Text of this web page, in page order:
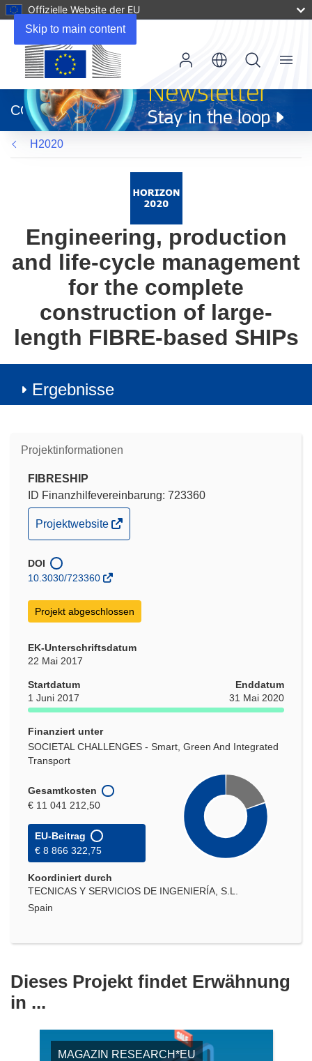
Skip to main content
Offizielle Website der EU
neuem
Fenster)
CORDIS
Menu
H2020
Engineering, production
and life‐cycle management
for the complete
construction of large‐
length FIBRE‐based SHIPs
Ergebnisse
Projektinformationen
FIBRESHIP
ID Finanzhilfevereinbarung: 723360
(öffnet
in
neuem
Fenster)
Projektwebsite
DOI
10.3030/723360
Projekt abgeschlossen
EK-Unterschriftsdatum
22 Mai 2017
Startdatum
1 Juni 2017
Enddatum
31 Mai 2020
Finanziert unter
SOCIETAL CHALLENGES - Smart, Green And Integrated
Transport
Gesamtkosten
€ 11 041 212,50
EU-Beitrag
€ 8 866 322,75
Koordiniert durch
TECNICAS Y SERVICIOS DE INGENIERÍA, S.L.
Spain
Dieses Projekt findet Erwähnung
in ...
MAGAZIN RESEARCH*EU